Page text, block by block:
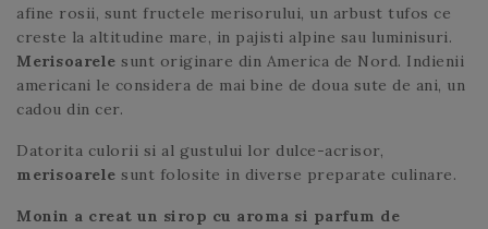
afine rosii, sunt fructele merisorului, un arbust tufos ce
creste la altitudine mare, in pajisti alpine sau luminisuri.
Merisoarele sunt originare din America de Nord. Indienii
americani le considera de mai bine de doua sute de ani, un
cadou din cer.
Datorita culorii si al gustului lor dulce-acrisor,
merisoarele sunt folosite in diverse preparate culinare.
Monin a creat un sirop cu aroma si parfum de